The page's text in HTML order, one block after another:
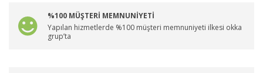
%100 MÜŞTERİ MEMNUNİYETİ
Yapılan hizmetlerde %100 müşteri memnuniyeti ilkesi okka
grup’ta